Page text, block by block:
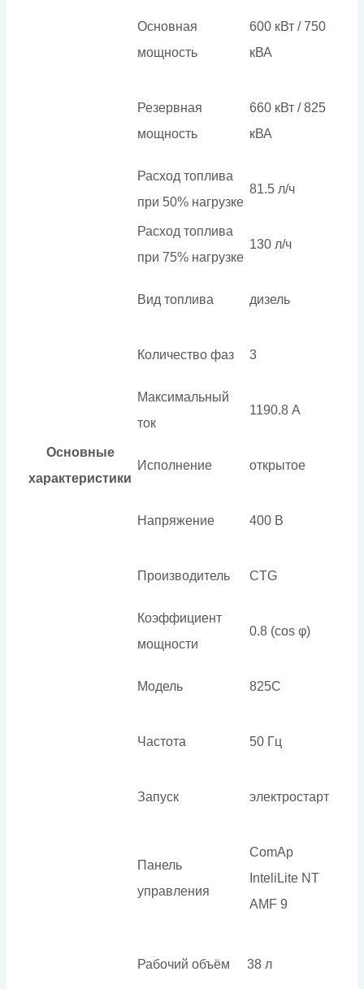
Основные
характеристики
Основная
мощность
600 кВт / 750
кВА
Резервная
мощность
660 кВт / 825
кВА
Расход топлива
при 50% нагрузке
81.5 л/ч
Расход топлива
при 75% нагрузке
130 л/ч
Вид топлива дизель
Количество фаз 3
Максимальный
ток
1190.8 А
Исполнение открытое
Напряжение 400 В
Производитель CTG
Коэффициент
мощности
0.8 (cos φ)
Модель 825C
Частота 50 Гц
Запуск электростарт
Панель
управления
ComAp
InteliLite NT
AMF 9
Рабочий объём 38 л